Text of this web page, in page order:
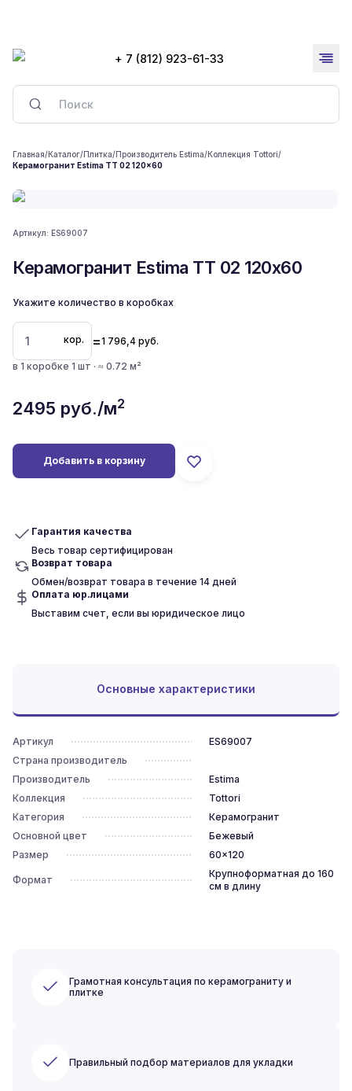
+ 7 (812) 923-61-33
Главная/Каталог/Плитка/Производитель Estima/Коллекция Tottori/
Керамогранит Estima TT 02 120x60
Артикул: ES69007
Керамогранит Estima TT 02 120x60
Укажите количество в коробках
кор. =1 796,4 руб.
в 1 коробке 1 шт · ≈ 0.72 м²
2495 руб./м2
Добавить в корзину
Гарантия качества
Весь товар сертифицирован
Возврат товара
Обмен/возврат товара в течение 14 дней
Оплата юр.лицами
Выставим счет, если вы юридическое лицо
Основные характеристики
Артикул
ES69007
Страна производитель
Производитель
Estima
Коллекция
Tottori
Категория
Керамогранит
Основной цвет
Бежевый
Размер
60x120
Формат
Крупноформатная до 160
см в длину
Грамотная консультация по керамограниту и
плитке
Правильный подбор материалов для укладки